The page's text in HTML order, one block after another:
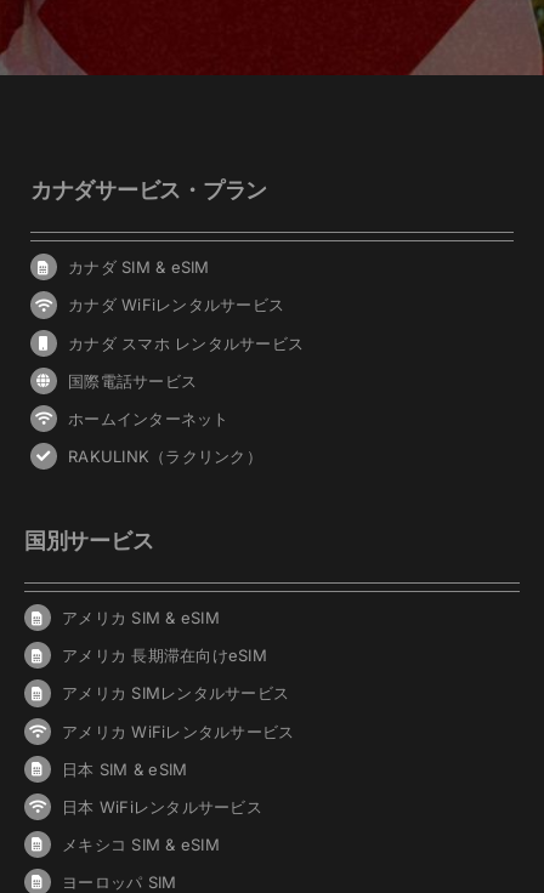
カナダサービス・プラン
カナダ SIM & eSIM
カナダ WiFiレンタルサービス
カナダ スマホ レンタルサービス
国際電話サービス
ホームインターネット
RAKULINK（ラクリンク）
国別サービス
アメリカ SIM & eSIM
アメリカ 長期滞在向けeSIM
アメリカ SIMレンタルサービス
アメリカ WiFiレンタルサービス
日本 SIM & eSIM
日本 WiFiレンタルサービス
メキシコ SIM & eSIM
ヨーロッパ SIM